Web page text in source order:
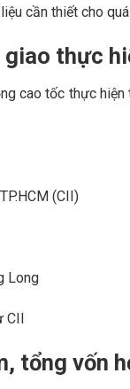
cần thiết cho
giao thực
cao tốc thực
(CII)
Long
CII
tổng vốn